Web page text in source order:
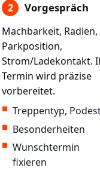
2 Vorgespräch
Machbarkeit, Radien,
Parkposition,
Strom/Ladekontakt.
Termin wird präzise
vorbereitet.
Treppentyp,
Besonderheiten
Wunschtermin
fixieren